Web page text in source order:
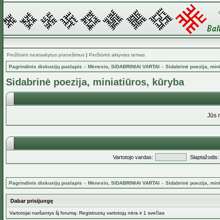
Peržiūrėti neatsakytus pranešimus | Peržiūrėti aktyvias temas
Pagrindinis diskusijų puslapis » Mėnesio, SIDABRINIAI VARTAI » Sidabrinė poezija,
Sidabrinė poezija, miniatiūros, kūryba
Jūs
Vartotojo vardas: Slaptažodis:
Pagrindinis diskusijų puslapis » Mėnesio, SIDABRINIAI VARTAI » Sidabrinė poezija,
Dabar prisijungę
Vartotojai naršantys šį forumą: Registruotų vartotojų nėra ir 1 svečias